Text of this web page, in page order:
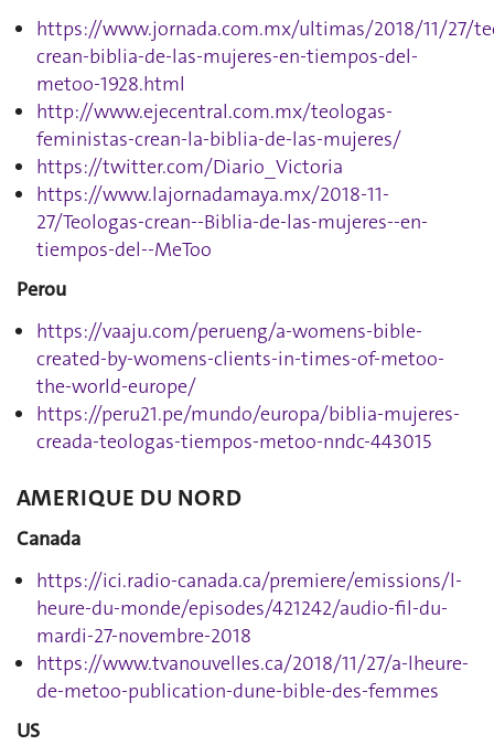
https://www.jornada.com.mx/ultimas/2018/11/27/
crean-biblia-de-las-mujeres-en-tiempos-del-
metoo-1928.html
http://www.ejecentral.com.mx/teologas-
feministas-crean-la-biblia-de-las-mujeres/
https://twitter.com/Diario_Victoria
https://www.lajornadamaya.mx/2018-11-
27/Teologas-crean--Biblia-de-las-mujeres--en-
tiempos-del--MeToo
Perou
https://vaaju.com/perueng/a-womens-bible-
created-by-womens-clients-in-times-of-metoo-
the-world-europe/
https://peru21.pe/mundo/europa/biblia-mujeres-
creada-teologas-tiempos-metoo-nndc-443015
AMERIQUE DU NORD
Canada
https://ici.radio-canada.ca/premiere/emissions/l-
heure-du-monde/episodes/421242/audio-fil-du-
mardi-27-novembre-2018
https://www.tvanouvelles.ca/2018/11/27/a-lheure-
de-metoo-publication-dune-bible-des-femmes
US